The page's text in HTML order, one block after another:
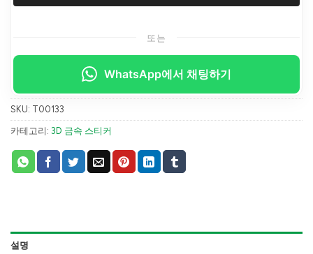
또는
WhatsApp에서 채팅하기
SKU: T00133
카테고리: 3D 금속 스티커
설명